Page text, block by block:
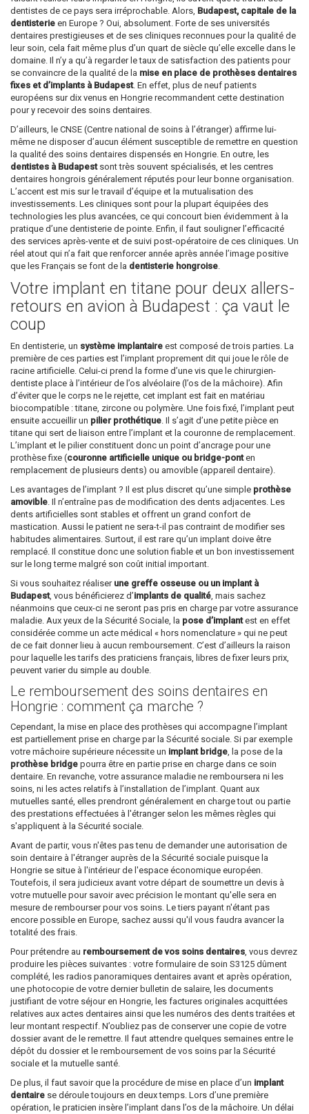
dentistes de ce pays sera irréprochable. Alors, Budapest, capitale de la
dentisterie en Europe ? Oui, absolument. Forte de ses universités
dentaires prestigieuses et de ses cliniques reconnues pour la qualité de
leur soin, cela fait même plus d’un quart de siècle qu’elle excelle dans le
domaine. Il n’y a qu’à regarder le taux de satisfaction des patients pour
se convaincre de la qualité de la mise en place de prothèses dentaires
fixes et d’implants à Budapest. En effet, plus de neuf patients
européens sur dix venus en Hongrie recommandent cette destination
pour y recevoir des soins dentaires.
D’ailleurs, le CNSE (Centre national de soins à l’étranger) affirme lui-
même ne disposer d’aucun élément susceptible de remettre en question
la qualité des soins dentaires dispensés en Hongrie. En outre, les
dentistes à Budapestsont très souvent spécialisés, et les centres
dentaires hongrois généralement réputés pour leur bonne organisation.
L’accent est mis sur le travail d’équipe et la mutualisation des
investissements. Les cliniques sont pour la plupart équipées des
technologies les plus avancées, ce qui concourt bien évidemment à la
pratique d’une dentisterie de pointe. Enfin, il faut souligner l’efficacité
des services après-vente et de suivi post-opératoire de ces cliniques. Un
réel atout qui n’a fait que renforcer année après année l’image positive
que les Français se font de la dentisterie hongroise.
Votre implant en titane pour deux allers-
retours en avion à Budapest : ça vaut le
coup
En dentisterie, un système implantaire est composé de trois parties. La
première de ces parties est l’implant proprement dit qui joue le rôle de
racine artificielle. Celui-ci prend la forme d’une vis que le chirurgien-
dentiste place à l’intérieur de l’os alvéolaire (l’os de la mâchoire). Afin
d’éviter que le corps ne le rejette, cet implant est fait en matériau
biocompatible : titane, zircone ou polymère. Une fois fixé, l’implant peut
ensuite accueillir un pilier prothétique. Il s’agit d’une petite pièce en
titane qui sert de liaison entre l’implant et la couronne de remplacement.
L’implant et le pilier constituent donc un point d’ancrage pour une
prothèse fixe (couronne artificielle unique ou bridge-ponten
remplacement de plusieurs dents) ou amovible (appareil dentaire).
Les avantages de l’implant ? Il est plus discret qu’une simple prothèse
amovible. Il n’entraîne pas de modification des dents adjacentes. Les
dents artificielles sont stables et offrent un grand confort de
mastication. Aussi le patient ne sera-t-il pas contraint de modifier ses
habitudes alimentaires. Surtout, il est rare qu’un implant doive être
remplacé. Il constitue donc une solution fiable et un bon investissement
sur le long terme malgré son coût initial important.
Si vous souhaitez réaliser une greffe osseuse ou un implant à
Budapest, vous bénéficierez d’implants de qualité, mais sachez
néanmoins que ceux-ci ne seront pas pris en charge par votre assurance
maladie. Aux yeux de la Sécurité Sociale, la pose d’implantest en effet
considérée comme un acte médical « hors nomenclature » qui ne peut
de ce fait donner lieu à aucun remboursement. C’est d’ailleurs la raison
pour laquelle les tarifs des praticiens français, libres de fixer leurs prix,
peuvent varier du simple au double.
Le remboursement des soins dentaires en
Hongrie : comment ça marche ?
Cependant, la mise en place des prothèses qui accompagne l’implant
est partiellement prise en charge par la Sécurité sociale. Si par exemple
votre mâchoire supérieure nécessite un implant bridge, la pose de la
prothèse bridge pourra être en partie prise en charge dans ce soin
dentaire. En revanche, votre assurance maladie ne remboursera ni les
soins, ni les actes relatifs à l’installation de l’implant. Quant aux
mutuelles santé, elles prendront généralement en charge tout ou partie
des prestations effectuées à l'étranger selon les mêmes règles qui
s'appliquent à la Sécurité sociale.
Avant de partir, vous n'êtes pas tenu de demander une autorisation de
soin dentaire à l'étranger auprès de la Sécurité sociale puisque la
Hongrie se situe à l'intérieur de l'espace économique européen.
Toutefois, il sera judicieux avant votre départ de soumettre un devis à
votre mutuelle pour savoir avec précision le montant qu'elle sera en
mesure de rembourser pour vos soins. Le tiers payant n'étant pas
encore possible en Europe, sachez aussi qu'il vous faudra avancer la
totalité des frais.
Pour prétendre au remboursement de vos soins dentaires, vous devrez
produire les pièces suivantes : votre formulaire de soin S3125 dûment
complété, les radios panoramiques dentaires avant et après opération,
une photocopie de votre dernier bulletin de salaire, les documents
justifiant de votre séjour en Hongrie, les factures originales acquittées
relatives aux actes dentaires ainsi que les numéros des dents traitées et
leur montant respectif. N’oubliez pas de conserver une copie de votre
dossier avant de le remettre. Il faut attendre quelques semaines entre le
dépôt du dossier et le remboursement de vos soins par la Sécurité
sociale et la mutuelle santé.
De plus, il faut savoir que la procédure de mise en place d’un implant
dentaire se déroule toujours en deux temps. Lors d’une première
opération, le praticien insère l’implant dans l’os de la mâchoire. Un délai